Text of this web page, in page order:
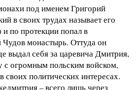
под именем Григорий
в своих трудах называет его
по протекции попал в
монастырь. Оттуда он
выдал себя за царевича Дмитрия,
с огромным польским войском,
политических интересах.
– всего лишь через